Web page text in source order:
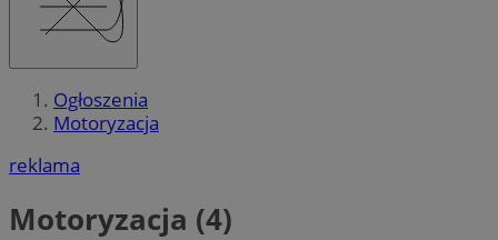
Ogłoszenia
Motoryzacja
reklama
Motoryzacja (4)